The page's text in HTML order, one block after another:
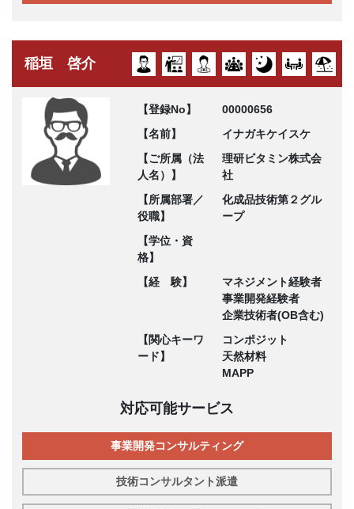
稲垣 啓介
【登録No】
00000656
【名前】
イナガキケイスケ
【ご所属（法
人名）】
理研ビタミン株式会
社
【所属部署／
役職】
化成品技術第２グル
ープ
【学位・資
格】
【経 験】
マネジメント経験者
事業開発経験者
企業技術者(OB含む)
【関心キーワ
ード】
コンポジット
天然材料
MAPP
対応可能サービス
事業開発コンサルティング
技術コンサルタント派遣